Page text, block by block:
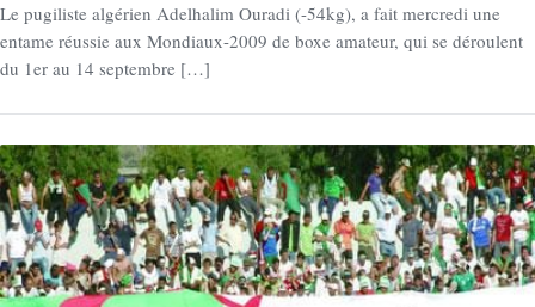
Le pugiliste algérien Adelhalim Ouradi (-54kg), a fait mercredi une
entame réussie aux Mondiaux-2009 de boxe amateur, qui se déroulent
du 1er au 14 septembre […]